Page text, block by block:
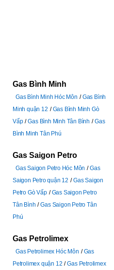
Gas Bình Minh
Gas Bình Minh Hóc Môn
Gas Bình
Minh quận 12
Gas Bình Minh Gò
Vấp
Gas Bình Minh Tân Bình
Gas
Bình Minh Tân Phú
Gas Saigon Petro
Gas Saigon Petro Hóc Môn
Gas
Saigon Petro quận 12
Gas Saigon
Petro Gò Vấp
Gas Saigon Petro
Tân Bình
Gas Saigon Petro Tân
Phú
Gas Petrolimex
Gas Petrolimex Hóc Môn
Gas
Petrolimex quận 12
Gas Petrolimex